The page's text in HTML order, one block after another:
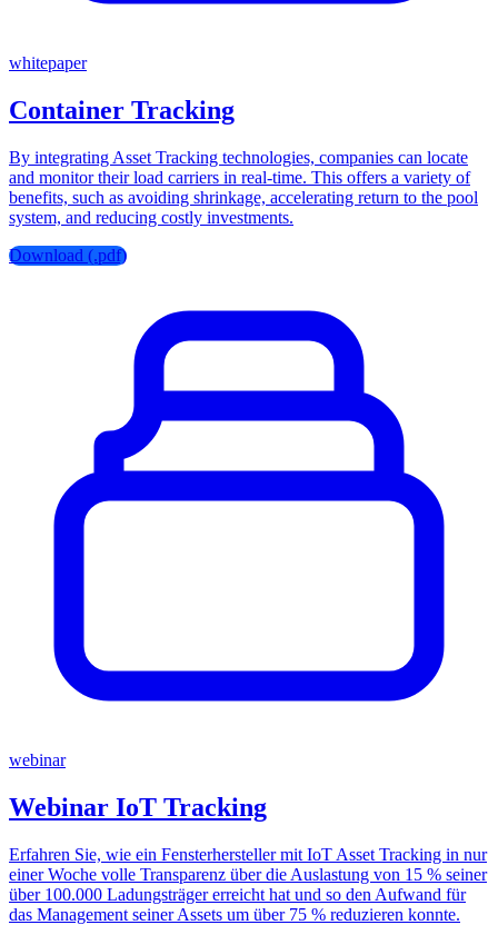
whitepaper
Container Tracking
By integrating Asset Tracking technologies, companies can locate
and monitor their load carriers in real-time. This offers a variety of
benefits, such as avoiding shrinkage, accelerating return to the pool
system, and reducing costly investments.
Download (.pdf)
webinar
Webinar IoT Tracking
Erfahren Sie, wie ein Fensterhersteller mit IoT Asset Tracking in nur
einer Woche volle Transparenz über die Auslastung von 15 % seiner
über 100.000 Ladungsträger erreicht hat und so den Aufwand für
das Management seiner Assets um über 75 % reduzieren konnte.